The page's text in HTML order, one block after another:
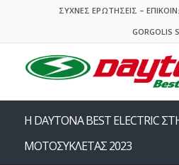
ΣΥΧΝΕΣ ΕΡΩΤΗΣΕΙΣ –
GORGOLIS
Η DAYTONA BEST ELECTRIC
ΜΟΤΟΣΥΚΛΕΤΑΣ 2023